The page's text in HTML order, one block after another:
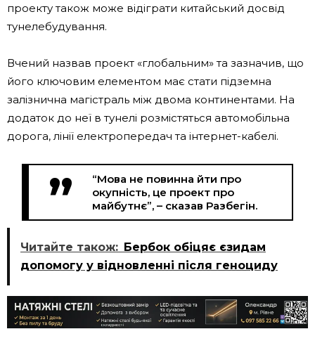
проекту також може відіграти китайський досвід
тунелебудування.
Вчений назвав проект «глобальним» та зазначив, що
його ключовим елементом має стати підземна
залізнична магістраль між двома континентами. На
додаток до неї в тунелі розмістяться автомобільна
дорога, лінії електропередач та інтернет-кабелі.
“Мова не повинна йти про
окупність, це проект про
майбутнє”, – сказав Разбегін.
Читайте також: Бербок обіцяє єзидам
допомогу у відновленні після геноциду